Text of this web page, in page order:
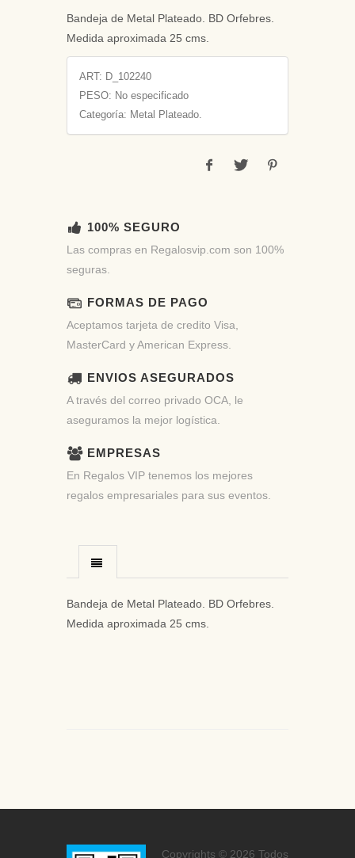
Bandeja de Metal Plateado. BD Orfebres.
Medida aproximada 25 cms.
ART: D_102240
PESO: No especificado
Categoría: Metal Plateado.
100% SEGURO
Las compras en Regalosvip.com son 100%
seguras.
FORMAS DE PAGO
Aceptamos tarjeta de credito Visa,
MasterCard y American Express.
ENVIOS ASEGURADOS
A través del correo privado OCA, le
aseguramos la mejor logística.
EMPRESAS
En Regalos VIP tenemos los mejores
regalos empresariales para sus eventos.
Bandeja de Metal Plateado. BD Orfebres.
Medida aproximada 25 cms.
Copyrights © 2026 Todos